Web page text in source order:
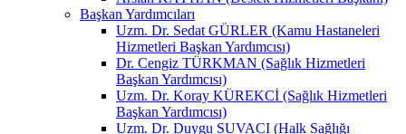
Başkan Yardımcıları
Uzm. Dr. Sedat GÜRLER (Kamu Hastaneleri
Hizmetleri Başkan Yardımcısı)
Dr. Cengiz TÜRKMAN (Sağlık Hizmetleri
Başkan Yardımcısı)
Uzm. Dr. Koray KÜREKCİ (Sağlık Hizmetleri
Başkan Yardımcısı)
Uzm. Dr. Duygu SUVACI (Halk Sağlığı